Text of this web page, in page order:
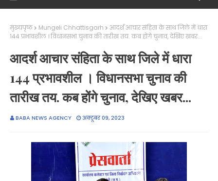
मुख्यपृष्ठ Mungeli Chhattisgarh
आदर्श आचार संहिता के साथ जिले में धारा
144 प्रभावशील । विधानसभा चुनाव की तारीख तय. कब होंगे चुनाव, देखिए खबर...
आदर्श आचार संहिता के साथ जिले में धारा
144 प्रभावशील । विधानसभा चुनाव की
तारीख तय. कब होंगे चुनाव, देखिए खबर...
BABA NEWS AGENCY अक्टूबर 09, 2023